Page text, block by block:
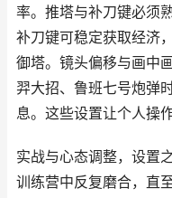
率。推塔与补刀键必须
补刀键可稳定获取经济
御塔。镜头偏移与画中
羿大招、鲁班七号炮弹
息。这些设置让个人操
实战与心态调整，设置
训练营中反复磨合，直